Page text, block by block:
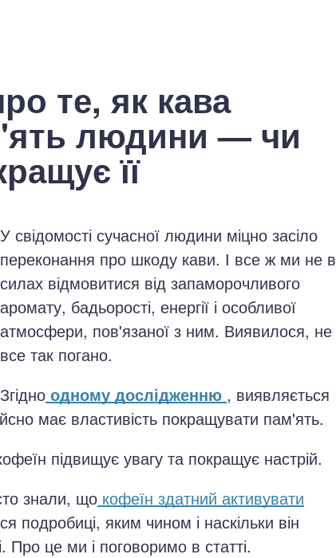
те, як кава
людини — чи
її
У свідомості сучасної людини міцно засіло
переконання про шкоду кави. І все ж ми не в
силах відмовитися від запаморочливого
аромату, бадьорості, енергії і особливої
атмосфери, пов'язаної з ним. Виявилося, не
все так погано.
Згідно одному дослідженню , виявляється
має властивість покращувати пам'ять.
підвищує увагу та покращує настрій.
знали, що кофеїн здатний активувати
подробиці, яким чином і наскільки він
Про це ми і поговоримо в статті.